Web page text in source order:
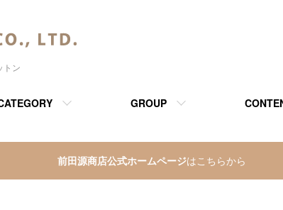
トン
GROUP
前田源商店公式ホームページはこちらから